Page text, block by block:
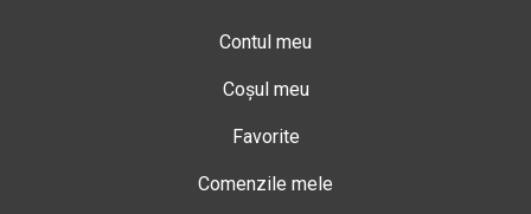
Contul meu
Coșul meu
Favorite
Comenzile mele